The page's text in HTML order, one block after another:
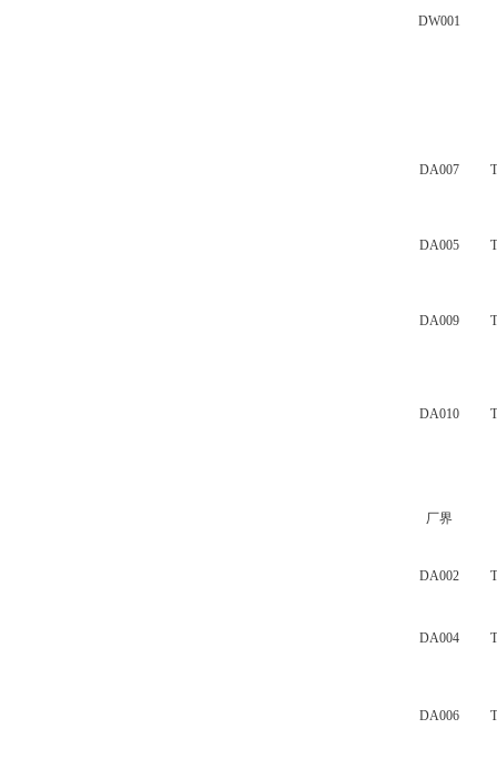
DW001
DA007
DA005
DA009
DA010
厂界
DA002
DA004
DA006